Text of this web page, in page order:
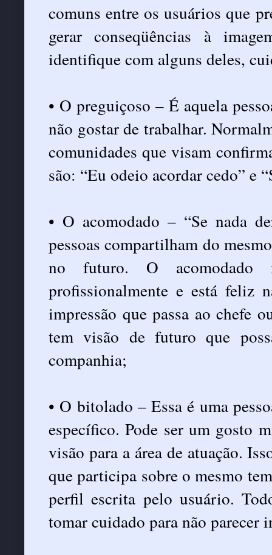
comuns entre os usuários que
gerar conseqüências à
identifique com alguns deles,
• O preguiçoso – É aquela
não gostar de trabalhar.
comunidades que visam
são: “Eu odeio acordar cedo” e
• O acomodado – “Se nada
pessoas compartilham do
no futuro. O acomodado
profissionalmente e está feliz
impressão que passa ao chefe
tem visão de futuro que
companhia;
• O bitolado – Essa é uma
específico. Pode ser um gosto
visão para a área de atuação.
que participa sobre o mesmo
perfil escrita pelo usuário.
tomar cuidado para não parecer